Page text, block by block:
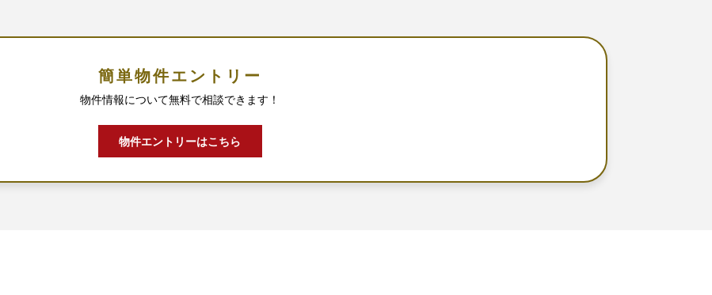
簡単物件エントリー
物件情報について無料で相談できます！
物件エントリーはこちら